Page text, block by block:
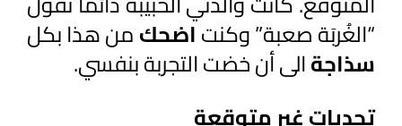
“الغُربَة صعبة” وكنت اضحك من هذا بكل
سذاجة الى أن خضت التجربة بنفسي.
تحديات غير متوقعة